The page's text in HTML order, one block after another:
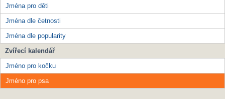
Jména pro děti
Jména dle četnosti
Jména dle popularity
Zvířecí kalendář
Jméno pro kočku
Jméno pro psa